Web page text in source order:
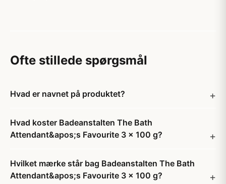
Ofte stillede spørgsmål
Hvad er navnet på produktet?
Hvad koster Badeanstalten The Bath
Attendant&apos;s Favourite 3 x 100 g?
Hvilket mærke står bag Badeanstalten The Bath
Attendant&apos;s Favourite 3 x 100 g?